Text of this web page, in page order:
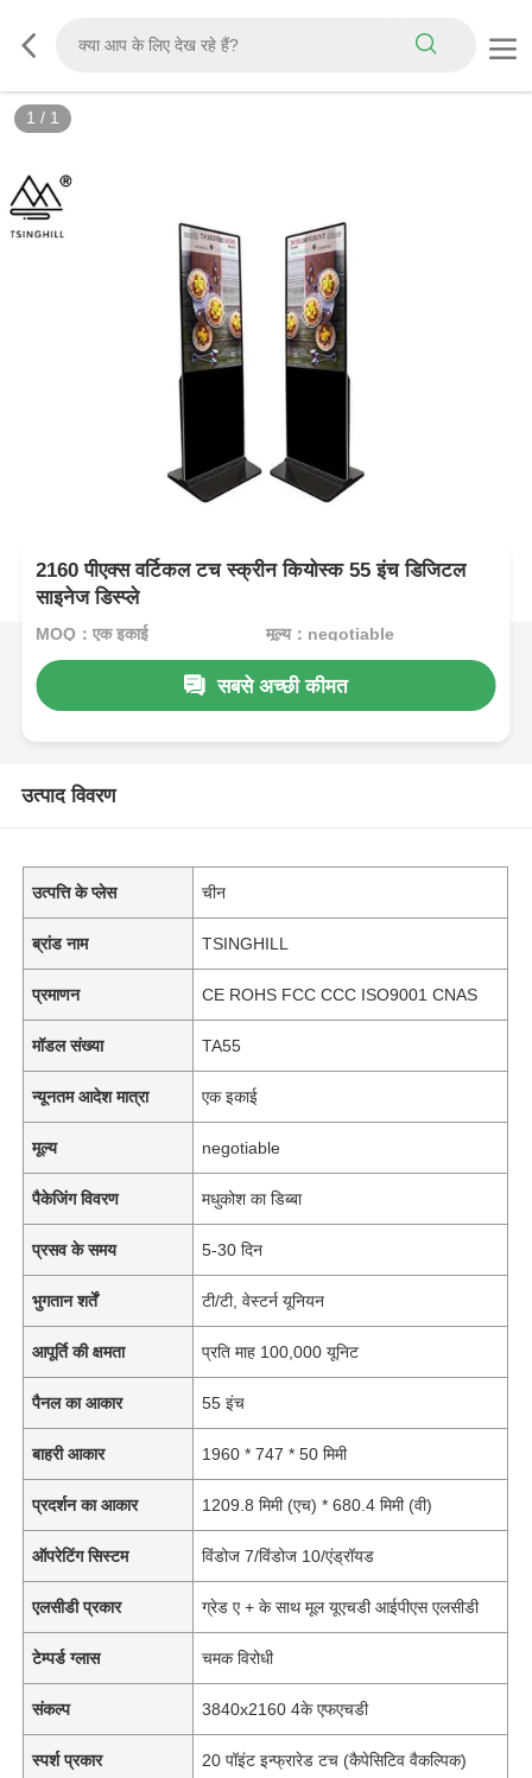
1 / 1
2160 पीएक्स वर्टिकल टच स्क्रीन कियोस्क 55 इंच डिजिटल
साइनेज डिस्प्ले
MOQ：एक इकाई मूल्य：negotiable
सबसे अच्छी कीमत
उत्पाद विवरण
उत्पत्ति के प्लेस चीन
ब्रांड नाम TSINGHILL
प्रमाणन CE ROHS FCC CCC ISO9001 CNAS
मॉडल संख्या TA55
न्यूनतम आदेश मात्रा एक इकाई
मूल्य negotiable
पैकेजिंग विवरण मधुकोश का डिब्बा
प्रसव के समय 5-30 दिन
भुगतान शर्तें टी/टी, वेस्टर्न यूनियन
आपूर्ति की क्षमता प्रति माह 100,000 यूनिट
पैनल का आकार 55 इंच
बाहरी आकार 1960 * 747 * 50 मिमी
प्रदर्शन का आकार 1209.8 मिमी (एच) * 680.4 मिमी (वी)
ऑपरेटिंग सिस्टम विंडोज 7/विंडोज 10/एंड्रॉयड
एलसीडी प्रकार ग्रेड ए + के साथ मूल यूएचडी आईपीएस एलसीडी
टेम्पर्ड ग्लास चमक विरोधी
संकल्प 3840x2160 4के एफएचडी
स्पर्श प्रकार 20 पॉइंट इन्फ्रारेड टच (कैपेसिटिव वैकल्पिक)